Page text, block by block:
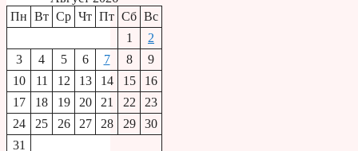
Пн Вт Ср Чт Пт Сб Вс
1
2
3
4 5 6 7 8
9
10
11 12 13 14 15
16
17
18 19 20 21 22
23
24
25 26 27 28 29
30
31